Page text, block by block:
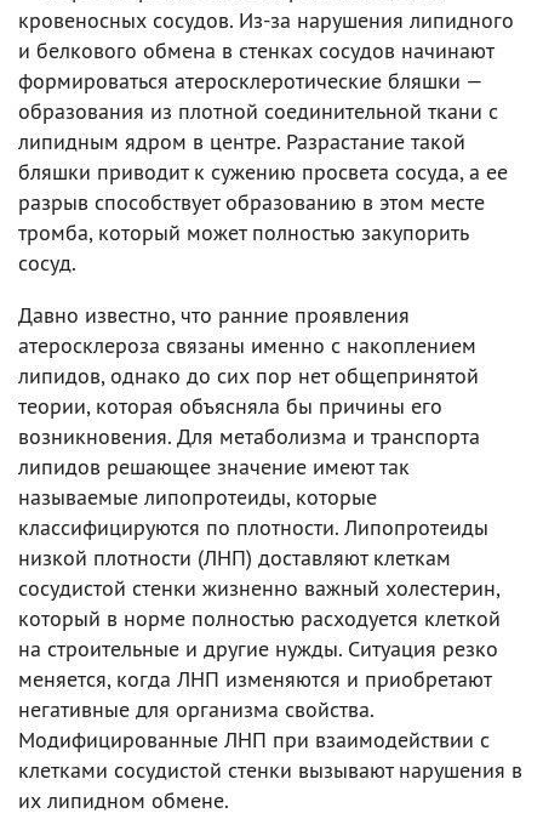
кровеносных сосудов. Из-за нарушения липидного
и белкового обмена в стенках сосудов начинают
формироваться атеросклеротические бляшки —
образования из плотной соединительной ткани с
липидным ядром в центре. Разрастание такой
бляшки приводит к сужению просвета сосуда, а ее
разрыв способствует образованию в этом месте
тромба, который может полностью закупорить
сосуд.
Давно известно, что ранние проявления
атеросклероза связаны именно с накоплением
липидов, однако до сих пор нет общепринятой
теории, которая объясняла бы причины его
возникновения. Для метаболизма и транспорта
липидов решающее значение имеют так
называемые липопротеиды, которые
классифицируются по плотности. Липопротеиды
низкой плотности (ЛНП) доставляют клеткам
сосудистой стенки жизненно важный холестерин,
который в норме полностью расходуется клеткой
на строительные и другие нужды. Ситуация резко
меняется, когда ЛНП изменяются и приобретают
негативные для организма свойства.
Модифицированные ЛНП при взаимодействии с
клетками сосудистой стенки вызывают нарушения в
их липидном обмене.